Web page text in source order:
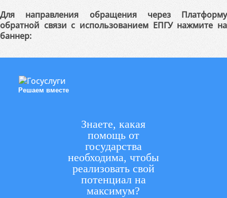
Для направления обращения через Платформу
обратной связи с использованием ЕПГУ нажмите на
баннер:
Решаем вместе
Знаете, какая
помощь от
государства
необходима, чтобы
реализовать свой
потенциал на
максимум?